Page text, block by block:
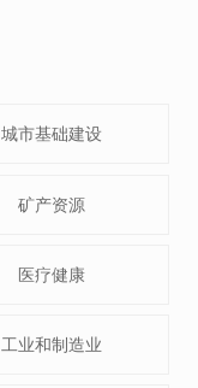
城市基础建设
矿产资源
医疗健康
工业和制造业